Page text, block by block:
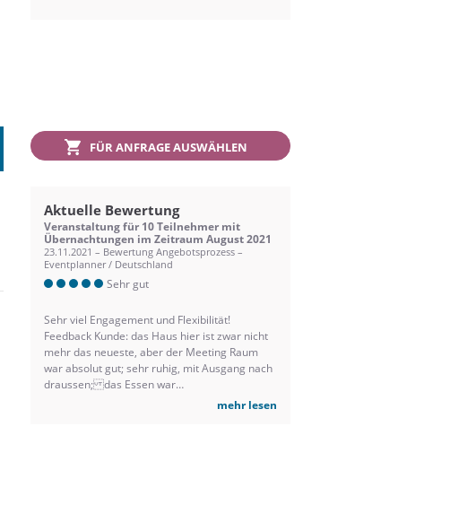
FÜR ANFRAGE AUSWÄHLEN
Aktuelle Bewertung
Veranstaltung für 10 Teilnehmer mit
Übernachtungen im Zeitraum August 2021
23.11.2021 – Bewertung Angebotsprozess –
Eventplanner / Deutschland
Sehr gut
Sehr viel Engagement und Flexibilität!
Feedback Kunde: das Haus hier ist zwar nicht
mehr das neueste, aber der Meeting Raum
war absolut gut; sehr ruhig, mit Ausgang nach
draussen; das Essen war
hervorragend Kaffee ist wie in jedem Hotel
mehr lesen